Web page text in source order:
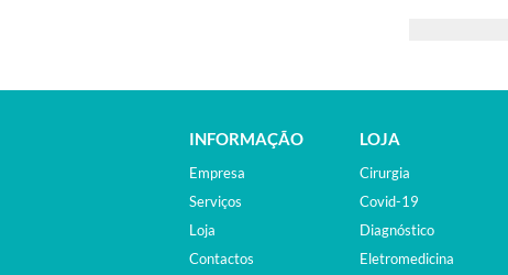
INFORMAÇÃO
Empresa
Serviços
Loja
Contactos
LOJA
Cirurgia
Covid-19
Diagnóstico
Eletromedicina